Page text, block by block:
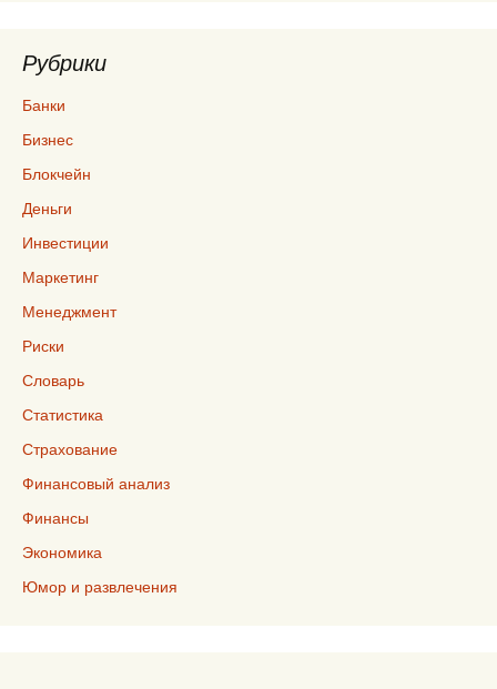
Рубрики
Банки
Бизнес
Блокчейн
Деньги
Инвестиции
Маркетинг
Менеджмент
Риски
Словарь
Статистика
Страхование
Финансовый анализ
Финансы
Экономика
Юмор и развлечения